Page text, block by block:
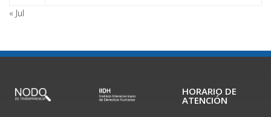
« Jul
HORARIO DE
ATENCIÓN